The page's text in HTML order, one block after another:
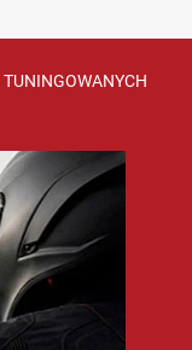
TUNINGOWANYCH